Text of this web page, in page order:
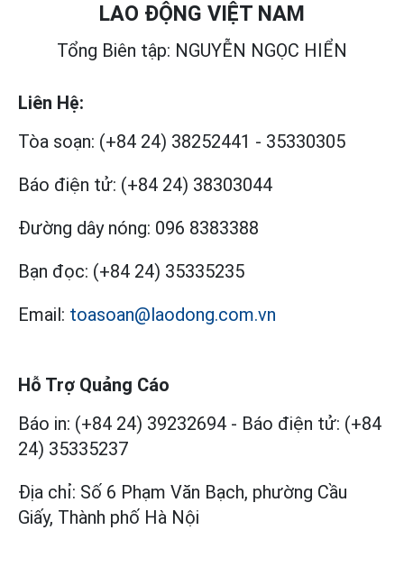
LAO ĐỘNG VIỆT NAM
Tổng Biên tập: NGUYỄN NGỌC HIỂN
Liên Hệ:
Tòa soạn: (+84 24) 38252441 - 35330305
Báo điện tử: (+84 24) 38303044
Đường dây nóng: 096 8383388
Bạn đọc: (+84 24) 35335235
Email: toasoan@laodong.com.vn
Hỗ Trợ Quảng Cáo
Báo in: (+84 24) 39232694 - Báo điện tử: (+84
24) 35335237
Địa chỉ: Số 6 Phạm Văn Bạch, phường Cầu
Giấy, Thành phố Hà Nội